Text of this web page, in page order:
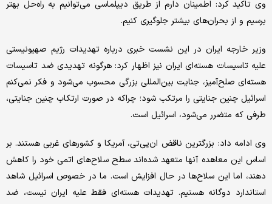
وی تاکید کرد: اطمینان دارم از طریق دیپلماسی می‌توانیم به راه‌حل بهتر
برسیم و از بحران‌های بیشتر جلوگیری کنیم.
وزیر خارجه ایران در این نشست خبری درباره تهدیدات رژیم صهیونیستی
علیه تاسیسات هسته‌ای ایران نیز اظهار کرد: هرگونه تهدیدی ضد تاسیسات
هسته‌ای صلح‌آمیز، جنایت بین‌المللی بزرگی محسوب می‌شود و فکر نمی‌کنم
اسرائیل چنین جنایتی را مرتکب شود؛ چراکه در صورت ارتکاب چنین جنایتی،
طرفی که متضرر می‌شود، اسرائیل است.
وی ادامه داد: بزرگترین ناقض ان‌پی‌تی، آمریکا و کشورهای غربی هستند. بر
اساس این معاهده آنها متعهد شده‌اند سطح سلاح‌های اتمی خود را کاهش
دهند، اما این سلاح‌ها در حال افزایش است. ما در خصوص اسرائیل شاهد
استاندارد دوگانه هستیم. تهدیدات هسته‌ای فقط علیه ایران نیست، ضد